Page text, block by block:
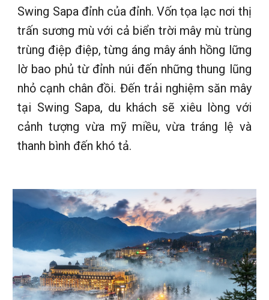
Swing Sapa đỉnh của đỉnh. Vốn tọa lạc nơi thị
trấn sương mù với cả biển trời mây mù trùng
trùng điệp điệp, từng áng mây ánh hồng lững
lờ bao phủ từ đỉnh núi đến những thung lũng
nhỏ cạnh chân đồi. Đến trải nghiệm săn mây
tại Swing Sapa, du khách sẽ xiêu lòng với
cảnh tượng vừa mỹ miều, vừa tráng lệ và
thanh bình đến khó tả.